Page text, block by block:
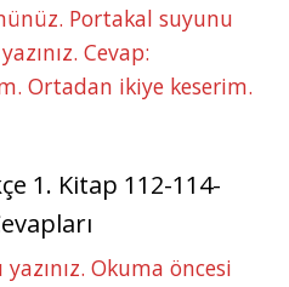
Portakal suyunu
Cevap:
Ortadan ikiye keserim.
1. Kitap 112-114-
Okuma öncesi